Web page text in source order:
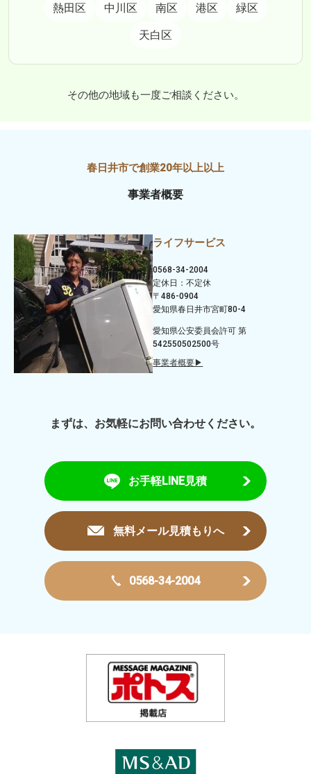
熱田区 中川区 南区 港区 緑区
天白区
その他の地域も一度ご相談ください。
事業者概要
ライフサービス
0568-34-2004
定休日：不定休
〒486-0904
愛知県春日井市宮町80-4
愛知県公安委員会許可 第
542550502500号
事業者概要▶
まずは、お気軽にお問い合わせください。
お手軽LINE見積
無料メール見積もりへ
0568-34-2004